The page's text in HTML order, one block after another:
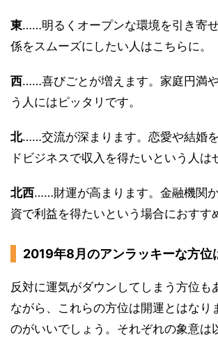
東……明るくオープンな環境を引き寄
係をスムーズにしたい人はこちらに。
西……喜びごとが増えます。家庭円満
う人にはピッタリです。
北……交流が深まります。恋愛や結婚
ドビジネスで収入を得たいという人は
北西……財運が高まります。金融機関
資で利益を得たいという場合におすす
2019年8月のアンラッキーな方位
反対に運気がダウンしてしまう方位も
ながら、これらの方位は開運とはなり
のがいいでしょう。それぞれの象意は